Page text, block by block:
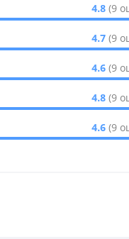
4.8 (9
4.7 (9
4.6 (9
4.8 (9
4.6 (9